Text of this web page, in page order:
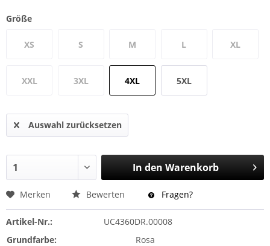
Größe
XS S M L XL
XXL 3XL 4XL 5XL
Auswahl zurücksetzen
In den Warenkorb
Merken Bewerten Fragen?
Artikel-Nr.:
UC4360DR.00008
Grundfarbe:
Rosa